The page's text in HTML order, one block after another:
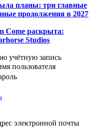
планы: три главные
продолжения в 2027
Come раскрыта:
Studios
учётную запись
пользователя
электронной почты